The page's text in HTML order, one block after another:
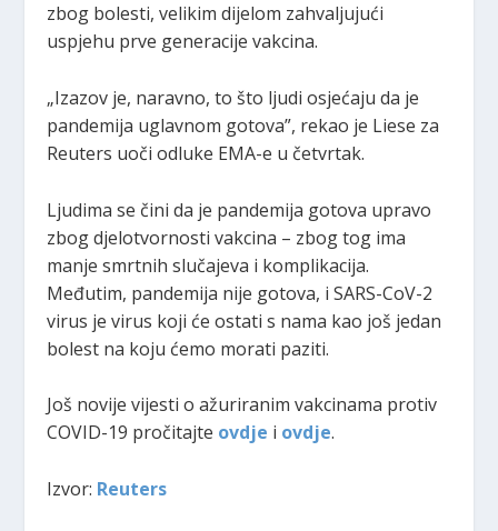
zbog bolesti, velikim dijelom zahvaljujući
uspjehu prve generacije vakcina.
„Izazov je, naravno, to što ljudi osjećaju da je
pandemija uglavnom gotova”, rekao je Liese za
Reuters uoči odluke EMA-e u četvrtak.
Ljudima se čini da je pandemija gotova upravo
zbog djelotvornosti vakcina – zbog tog ima
manje smrtnih slučajeva i komplikacija.
Međutim, pandemija nije gotova, i SARS-CoV-2
virus je virus koji će ostati s nama kao još jedan
bolest na koju ćemo morati paziti.
Još novije vijesti o ažuriranim vakcinama protiv
COVID-19 pročitajte ovdje i ovdje.
Izvor: Reuters